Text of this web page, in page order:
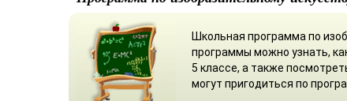
Школьная программа по
программы можно узнать,
5 классе, а также
могут пригодиться по